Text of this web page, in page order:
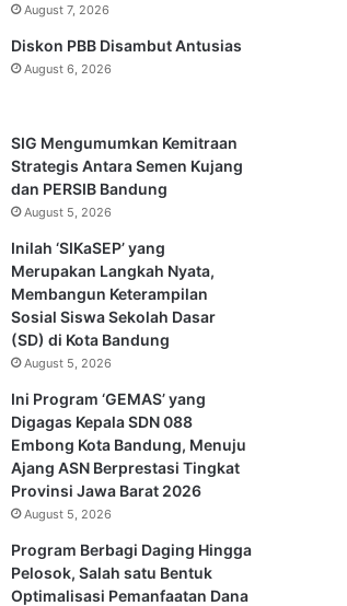
August 7, 2026
Diskon PBB Disambut Antusias
August 6, 2026
SIG Mengumumkan Kemitraan
Strategis Antara Semen Kujang
dan PERSIB Bandung
August 5, 2026
Inilah ‘SIKaSEP’ yang
Merupakan Langkah Nyata,
Membangun Keterampilan
Sosial Siswa Sekolah Dasar
(SD) di Kota Bandung
August 5, 2026
Ini Program ‘GEMAS’ yang
Digagas Kepala SDN 088
Embong Kota Bandung, Menuju
Ajang ASN Berprestasi Tingkat
Provinsi Jawa Barat 2026
August 5, 2026
Program Berbagi Daging Hingga
Pelosok, Salah satu Bentuk
Optimalisasi Pemanfaatan Dana